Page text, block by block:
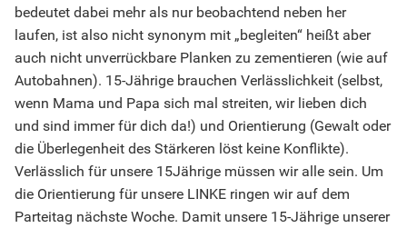
bedeutet dabei mehr als nur beobachtend neben her
laufen, ist also nicht synonym mit „begleiten“ heißt aber
auch nicht unverrückbare Planken zu zementieren (wie auf
Autobahnen). 15-Jährige brauchen Verlässlichkeit (selbst,
wenn Mama und Papa sich mal streiten, wir lieben dich
und sind immer für dich da!) und Orientierung (Gewalt oder
die Überlegenheit des Stärkeren löst keine Konflikte).
Verlässlich für unsere 15Jährige müssen wir alle sein. Um
die Orientierung für unsere LINKE ringen wir auf dem
Parteitag nächste Woche. Damit unsere 15-Jährige unserer